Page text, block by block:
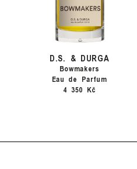
D.S. & DURGA
Bowmakers
Eau de Parfum
4 350 Kč